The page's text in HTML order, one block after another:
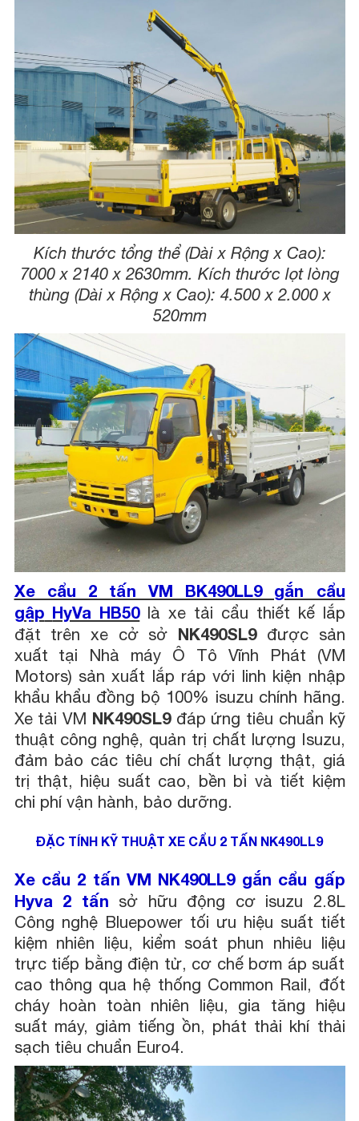
Kích thước tổng thể (Dài x Rộng x Cao):
7000 x 2140 x 2630mm. Kích thước lọt lòng
thùng (Dài x Rộng x Cao): 4.500 x 2.000 x
520mm
Xe cẩu 2 tấn VM BK490LL9 gắn cẩu
gập HyVa HB50là xe tải cẩu thiết kế lắp
đặt trên xe cở sở NK490SL9được sản
xuất tại Nhà máy Ô Tô Vĩnh Phát (VM
Motors) sản xuất lắp ráp với linh kiện nhập
khẩu khẩu đồng bộ 100% isuzu chính hãng.
Xe tải VM NK490SL9đáp ứng tiêu chuẩn kỹ
thuật công nghệ, quản trị chất lượng Isuzu,
đảm bảo các tiêu chí chất lượng thật, giá
trị thật, hiệu suất cao, bền bỉ và tiết kiệm
chi phí vận hành, bảo dưỡng.
ĐẶC TÍNH KỸ THUẬT XE CẨU 2 TẤN NK490LL9
Xe cẩu 2 tấn VM NK490LL9 gắn cẩu gấp
Hyva 2 tấn sở hữu động cơ isuzu 2.8L
Công nghệ Bluepower tối ưu hiệu suất tiết
kiệm nhiên liệu, kiểm soát phun nhiêu liệu
trực tiếp bằng điện tử, cơ chế bơm áp suất
cao thông qua hệ thống Common Rail, đốt
cháy hoàn toàn nhiên liệu, gia tăng hiệu
suất máy, giảm tiếng ồn, phát thải khí thải
sạch tiêu chuẩn Euro4.